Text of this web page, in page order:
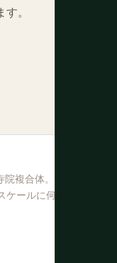
。
複合体。ユピ
ールに何の準